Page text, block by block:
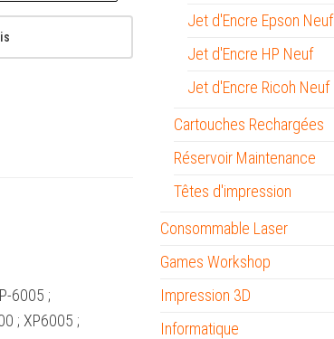
6005 ;
; XP6005 ;
Jet d'Encre Epson Neuf
Jet d'Encre HP Neuf
Jet d'Encre Ricoh Neuf
Cartouches Rechargées
Réservoir Maintenance
Têtes d'impression
Consommable Laser
Games Workshop
Impression 3D
Informatique